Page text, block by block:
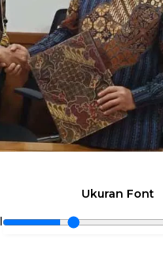
Ukuran Font